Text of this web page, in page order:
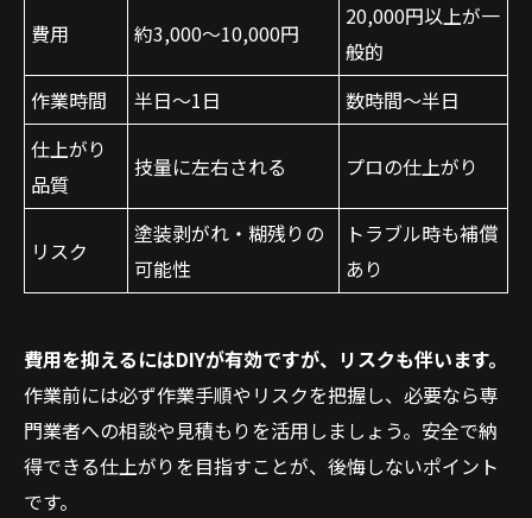
費用 約3,000～10,000円
20,000円以上が一
般的
作業時間
半日～1日
数時間～半日
仕上がり
品質
技量に左右される プロの仕上がり
リスク
塗装剥がれ・糊残りの
可能性
トラブル時も補償
あり
費用を抑えるにはDIYが有効ですが、リスクも伴います。
作業前には必ず作業手順やリスクを把握し、必要なら専
門業者への相談や見積もりを活用しましょう。安全で納
得できる仕上がりを目指すことが、後悔しないポイント
です。